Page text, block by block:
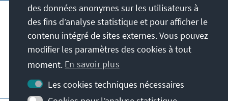
Notre mission
Contact
Autres offres de la fondation
des données anonymes sur les utilisateurs à
des fins d’analyse statistique et pour afficher le
contenu intégré de sites externes. Vous pouvez
modifier les paramètres des cookies à tout
moment. En savoir plus
Les cookies techniques nécessaires